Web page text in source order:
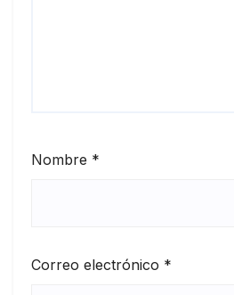
Nombre *
Correo electrónico *